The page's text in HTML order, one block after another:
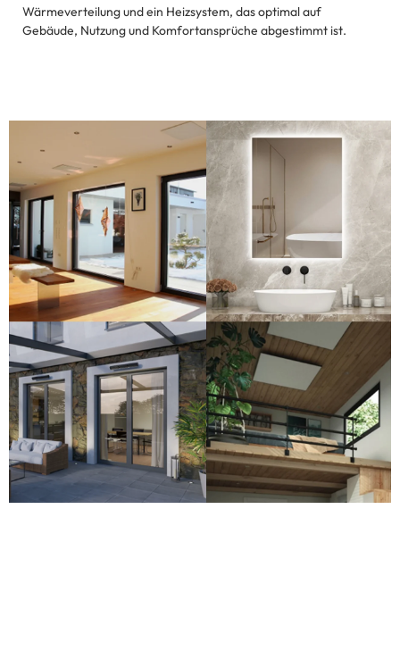
Wärmeverteilung und ein Heizsystem, das optimal auf
Gebäude, Nutzung und Komfortansprüche abgestimmt ist.